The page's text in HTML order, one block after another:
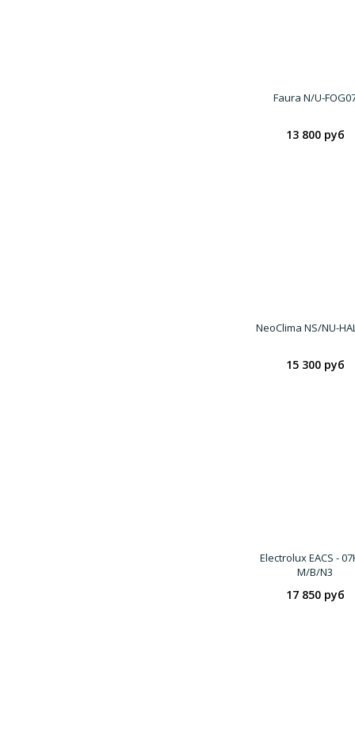
Faura N/U-
13 800 руб
NeoClima NS/NU-
15 300 руб
Electrolux EACS -
M/B/N3
17 850 руб